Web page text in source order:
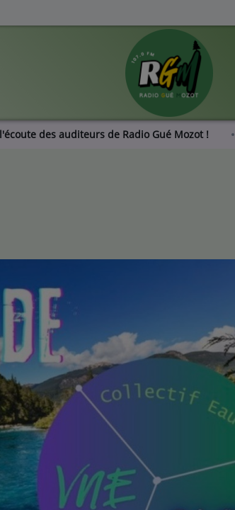
: À l'écoute des auditeurs de Radio Gué Mozot !